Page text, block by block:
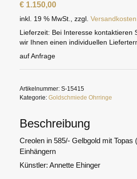
€ 1.150,00
inkl. 19 % MwSt. zzgl. Versandkosten
Lieferzeit: Bei Interesse kontaktieren
wir Ihnen einen individuellen
auf Anfrage
Artikelnummer: S-15415
Kategorie: Goldschmiede Ohrringe
Beschreibung
Creolen in 585/- Gelbgold mit Topas
Einhängern
Künstler: Annette Ehinger